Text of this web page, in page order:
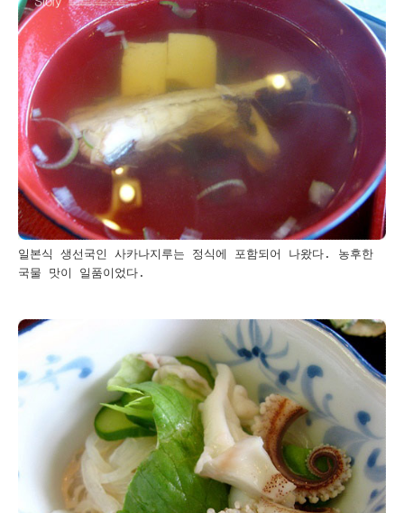
일본식 생선국인 사카나지루는 정식에 포함되어 나왔다. 농후한
국물 맛이 일품이었다.